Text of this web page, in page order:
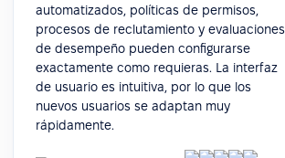
automatizados, políticas de permisos,
procesos de reclutamiento y evaluaciones
de desempeño pueden configurarse
exactamente como requieras. La interfaz
de usuario es intuitiva, por lo que los
nuevos usuarios se adaptan muy
rápidamente.